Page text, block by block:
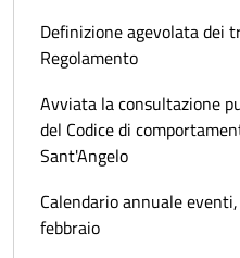
Definizione agevolata dei
Regolamento
Avviata la consultazione
del Codice di
Sant'Angelo
Calendario annuale
febbraio